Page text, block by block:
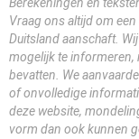
Berekeningen en
Vraag ons altijd om
Duitsland aanschaft.
mogelijk te informeren,
bevatten. We
of onvolledige
deze website,
vorm dan ook kunnen